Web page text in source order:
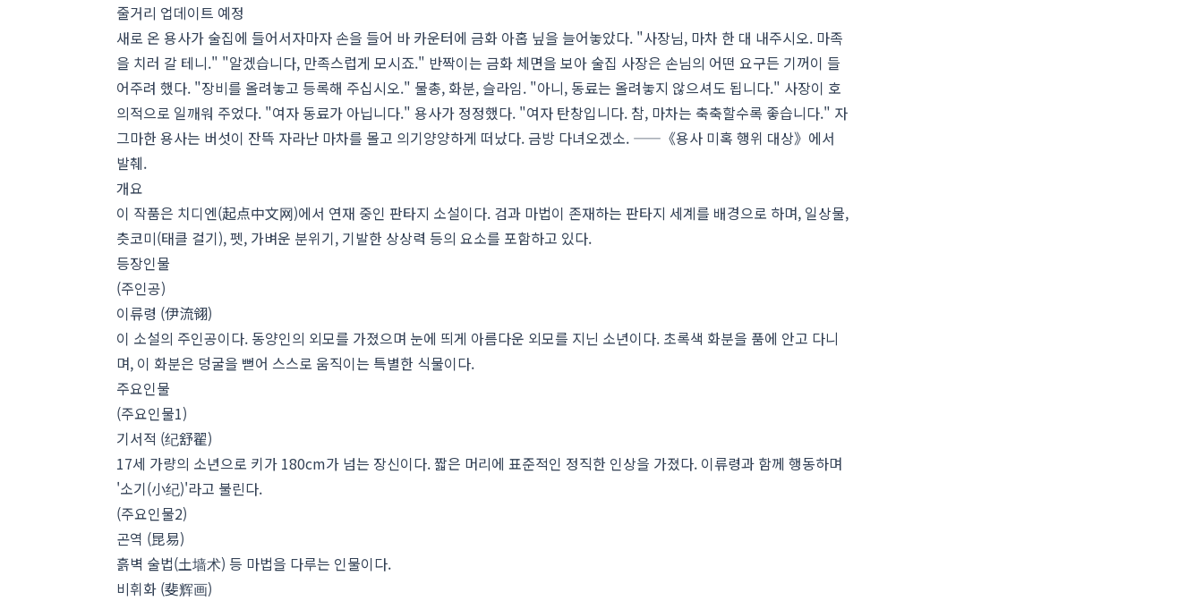
줄거리 업데이트 예정
새로 온 용사가 술집에 들어서자마자 손을 들어 바 카운터에 금화 아홉 닢을 늘어놓았다. "사장님, 마차 한 대 내주시오. 마족
을 치러 갈 테니." "알겠습니다, 만족스럽게 모시죠." 반짝이는 금화 체면을 보아 술집 사장은 손님의 어떤 요구든 기꺼이 들
어주려 했다. "장비를 올려놓고 등록해 주십시오." 물총, 화분, 슬라임. "아니, 동료는 올려놓지 않으셔도 됩니다." 사장이 호
의적으로 일깨워 주었다. "여자 동료가 아닙니다." 용사가 정정했다. "여자 탄창입니다. 참, 마차는 축축할수록 좋습니다." 자
그마한 용사는 버섯이 잔뜩 자라난 마차를 몰고 의기양양하게 떠났다. 금방 다녀오겠소. ——《용사 미혹 행위 대상》에서
발췌.
개요
이 작품은 치디엔(起点中文网)에서 연재 중인 판타지 소설이다. 검과 마법이 존재하는 판타지 세계를 배경으로 하며, 일상물,
츳코미(태클 걸기), 펫, 가벼운 분위기, 기발한 상상력 등의 요소를 포함하고 있다.
등장인물
(주인공)
이류령 (伊流翎)
이 소설의 주인공이다. 동양인의 외모를 가졌으며 눈에 띄게 아름다운 외모를 지닌 소년이다. 초록색 화분을 품에 안고 다니
며, 이 화분은 덩굴을 뻗어 스스로 움직이는 특별한 식물이다.
주요인물
(주요인물1)
기서적 (纪舒翟)
17세 가량의 소년으로 키가 180cm가 넘는 장신이다. 짧은 머리에 표준적인 정직한 인상을 가졌다. 이류령과 함께 행동하며
'소기(小纪)'라고 불린다.
(주요인물2)
곤역 (昆易)
흙벽 술법(土墙术) 등 마법을 다루는 인물이다.
비휘화 (斐辉画)